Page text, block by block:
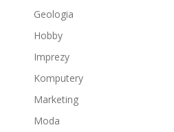
Geologia
Hobby
Imprezy
Komputery
Marketing
Moda